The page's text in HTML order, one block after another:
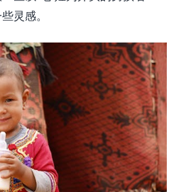
灵感。